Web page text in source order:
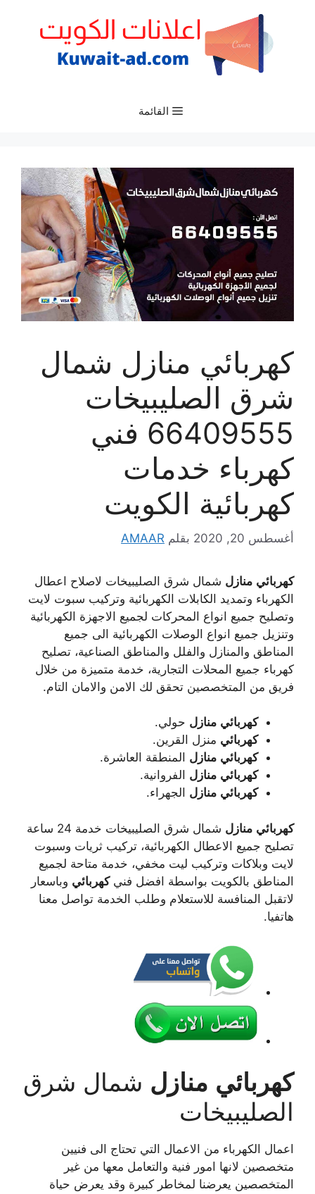
القائمة
كهربائي منازل شمال
شرق الصليبيخات
66409555 فني
كهرباء خدمات
كهربائية الكويت
أغسطس 20, 2020 بقلم AMAAR
كهربائي منازل شمال شرق الصليبيخات لاصلاح اعطال
الكهرباء وتمديد الكابلات الكهربائية وتركيب سبوت لايت
وتصليح جميع انواع المحركات لجميع الاجهزة الكهربائية
وتنزيل جميع انواع الوصلات الكهربائية الى جميع
المناطق والمنازل والفلل والمناطق الصناعية، تصليح
كهرباء جميع المحلات التجارية، خدمة متميزة من خلال
فريق من المتخصصين تحقق لك الامن والامان التام.
كهربائي منازل حولي.
كهربائي منزل القرين.
كهربائي منازل المنطقة العاشرة.
كهربائي منازل الفروانية.
كهربائي منازل الجهراء.
كهربائي منازل
شمال شرق الصليبيخات خدمة 24 ساعة
تصليح جميع الاعطال الكهربائية، تركيب ثريات وسبوت
لايت وبلاكات وتركيب ليت مخفي، خدمة متاحة لجميع
المناطق بالكويت بواسطة افضل فنيكهربائي وباسعار
لاتقبل المنافسة للاستعلام وطلب الخدمة تواصل معنا
هاتفيا.
كهربائي منازل شمال شرق
الصليبيخات
اعمال الكهرباء من الاعمال التي تحتاج الى فنيين
متخصصين لانها امور فنية والتعامل معها من غير
المتخصصين يعرضنا لمخاطر كبيرة وقد يعرض حياة